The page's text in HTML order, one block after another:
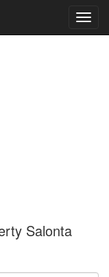
Salonta